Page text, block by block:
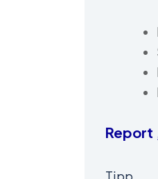
Report
Tipp